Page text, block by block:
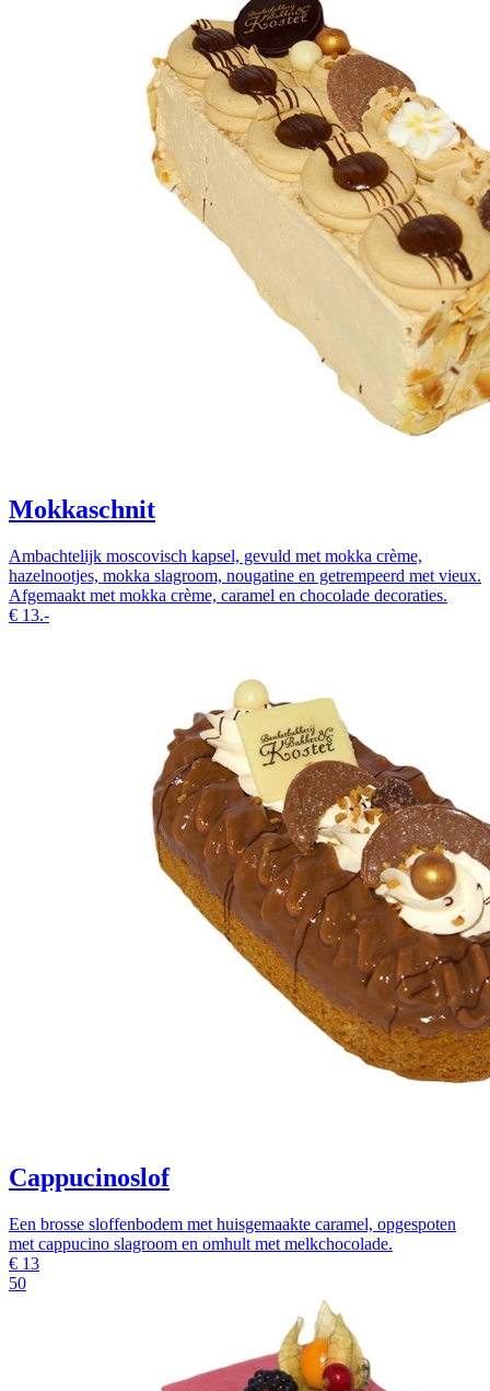
Mokkaschnit
Ambachtelijk moscovisch kapsel, gevuld met mokka crème,
hazelnootjes, mokka slagroom, nougatine en getrempeerd met vieux.
Afgemaakt met mokka crème, caramel en chocolade decoraties.
€ 13.-
Cappucinoslof
Een brosse sloffenbodem met huisgemaakte caramel, opgespoten
met cappucino slagroom en omhult met melkchocolade.
€ 13
50